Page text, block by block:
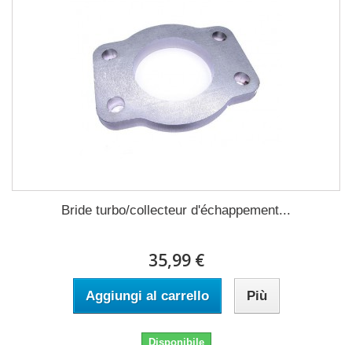
Bride turbo/collecteur d'échappement...
35,99 €
Aggiungi al carrello Più
Disponibile